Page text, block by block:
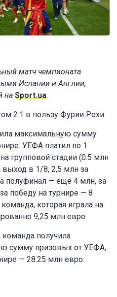
матч чемпионата
Испании и Англии,
на Sport.ua.
2:1 в пользу Фурии Рохи.
максимальную сумму
УЕФА платил по 1
групповой стадии (0.5 млн
выход в 1/8, 2,5 млн за
полуфинал — еще 4 млн, за
победу на турнире — 8
которая играла на
9,25 млн евро.
команда получила
сумму призовых от УЕФА,
— 28.25 млн евро.